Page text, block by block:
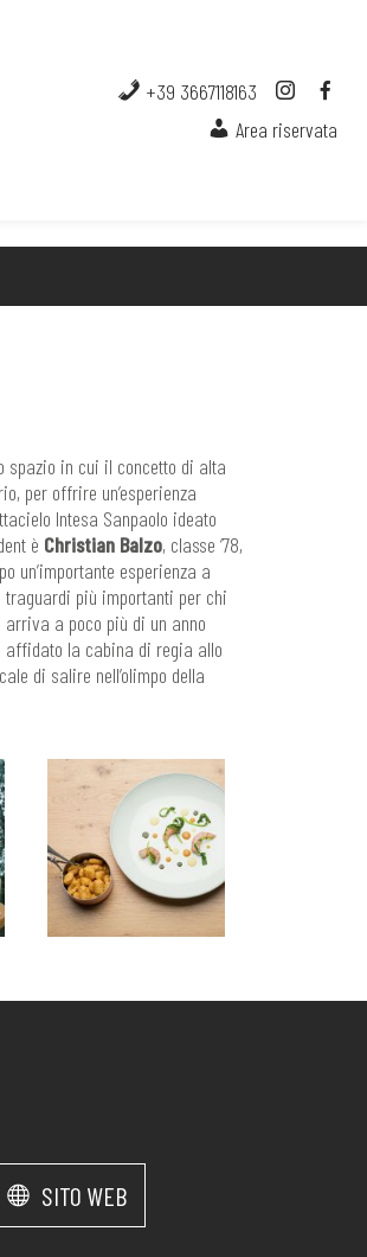
+39 3667118163
Area riservata
spazio in cui il concetto di alta
per offrire un’esperienza
Intesa Sanpaolo ideato
è Christian Balzo, classe ‘78,
un’importante esperienza a
traguardi più importanti per chi
arriva a poco più di un anno
affidato la cabina di regia allo
di salire nell’olimpo della
SITO WEB